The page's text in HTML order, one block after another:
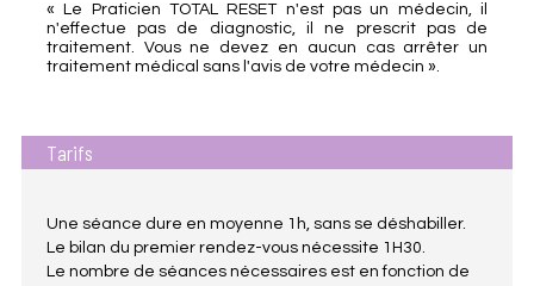
« Le Praticien TOTAL RESET n'est pas un médecin, il
n'effectue pas de diagnostic, il ne prescrit pas de
traitement. Vous ne devez en aucun cas arrêter un
traitement médical sans l'avis de votre médecin ».
Tarifs
Une séance dure en moyenne 1h, sans se déshabiller.
Le bilan du premier rendez-vous nécessite 1H30.
Le nombre de séances nécessaires est en fonction de